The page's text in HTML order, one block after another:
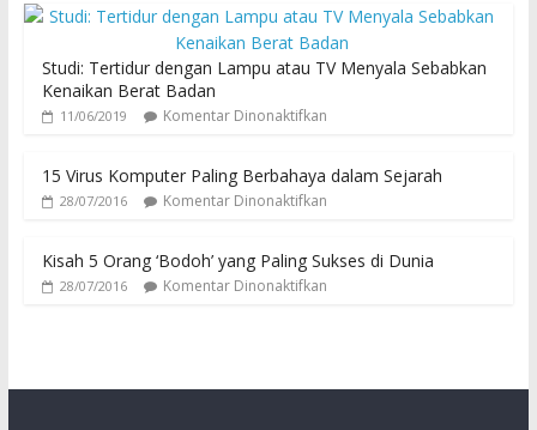
Studi: Tertidur dengan Lampu atau TV Menyala Sebabkan
Kenaikan Berat Badan
11/06/2019 Komentar Dinonaktifkan
15 Virus Komputer Paling Berbahaya dalam Sejarah
28/07/2016 Komentar Dinonaktifkan
Kisah 5 Orang ‘Bodoh’ yang Paling Sukses di Dunia
28/07/2016 Komentar Dinonaktifkan